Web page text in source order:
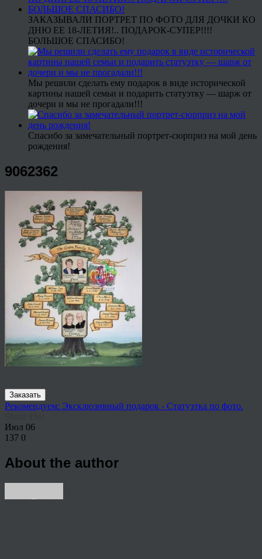
ЗАКАЗЫВАЛИ ПОРТРЕТ ПО ФОТО ДЛЯ ДОЧКИ КО
ДНЮ ЕЕ 18-ЛЕТИЯ!.. ПОДАРОК-СУПЕР!!!!
БОЛЬШОЕ СПАСИБО!
Мы решили сделать ему подарок в виде исторической
картины нашей семьи и подарить статуэтку — шарж от
дочери и мы не прогадали!!!
Спасибо за замечательный портрет-сюрприз на мой день
рождения!
9062362
Заказать
Рекомендуем: Эксклюзивный подарок - Статуэтка по фото.
Июл 06
137 0
About the author